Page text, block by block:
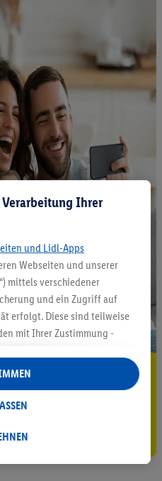
sparen³²ᵃ
sichern!
Ihrer
und Lidl-Apps
Webseiten und unserer
mittels verschiedener
und ein Zugriff auf
erfolgt. Diese sind teilweise
mit Ihrer Zustimmung -
mit dem IAB TCF
Werbung
Werbung werden